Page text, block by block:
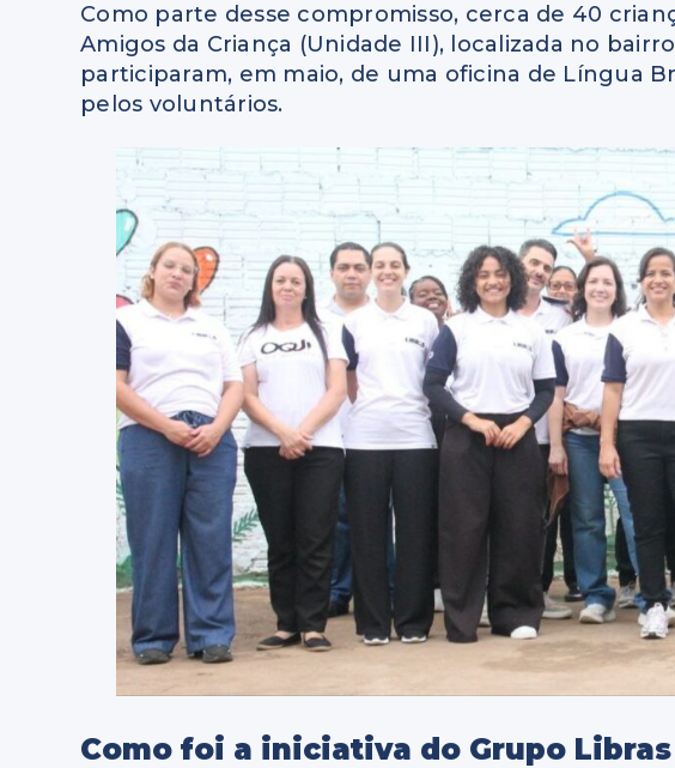
Como parte desse compromisso, cerca de 40
Amigos da Criança (Unidade III), localizada no
participaram, em maio, de uma oficina de Língua
pelos voluntários.
Como foi a iniciativa do Grupo